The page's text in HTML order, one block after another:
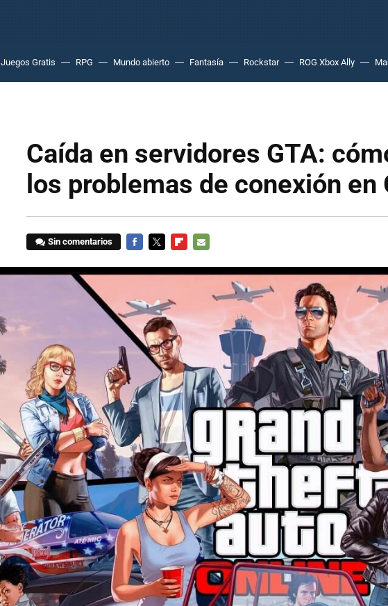
Juegos Gratis RPG Mundo abierto Fantasía Rockstar ROG Xbox Ally
Caída en servidores GTA:
los problemas de conexión en
Sin comentarios
MAIL